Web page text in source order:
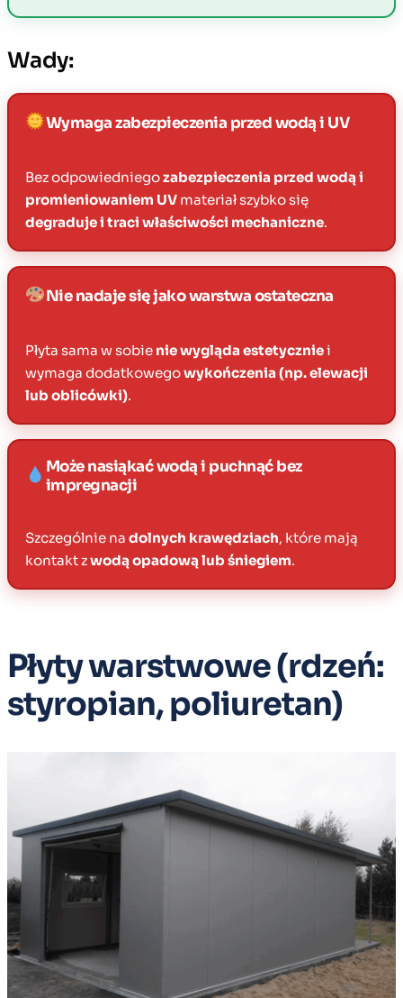
Wady:
Wymaga zabezpieczenia przed wodą i UV
Bez odpowiedniegozabezpieczenia przed wodą i
promieniowaniem UV materiał szybko się
degraduje i traci właściwości mechaniczne.
Nie nadaje się jako warstwa ostateczna
Płyta sama w sobie nie wygląda estetyczniei
wymaga dodatkowegowykończenia (np. elewacji
lub oblicówki).
Może nasiąkać wodą i puchnąć bez
impregnacji
Szczególnie na dolnych krawędziach, które mają
kontakt zwodą opadową lub śniegiem.
Płyty warstwowe (rdzeń:
styropian, poliuretan)